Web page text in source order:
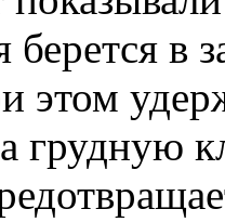
берется в
этом
грудную